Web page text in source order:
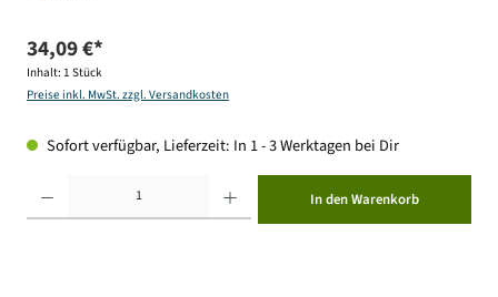
34,09 €*
Inhalt: 1 Stück
Preise inkl. MwSt. zzgl. Versandkosten
Sofort verfügbar, Lieferzeit: In 1 - 3 Werktagen bei Dir
In den Warenkorb